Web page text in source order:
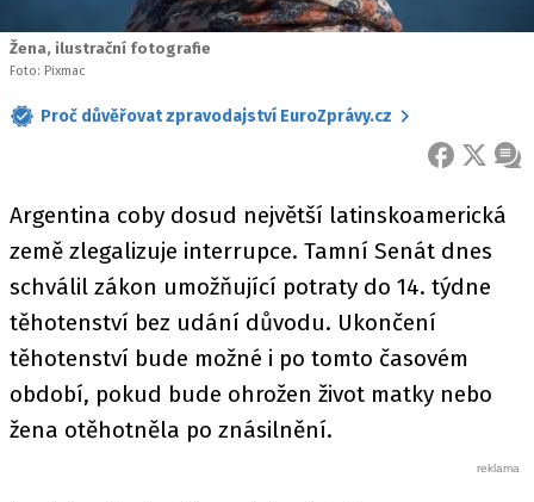
Žena, ilustrační fotografie
Foto: Pixmac
Proč důvěřovat zpravodajství EuroZprávy.cz
FACEBOOK
X
Argentina coby dosud největší latinskoamerická
země zlegalizuje interrupce. Tamní Senát dnes
schválil zákon umožňující potraty do 14. týdne
těhotenství bez udání důvodu. Ukončení
těhotenství bude možné i po tomto časovém
období, pokud bude ohrožen život matky nebo
žena otěhotněla po znásilnění.